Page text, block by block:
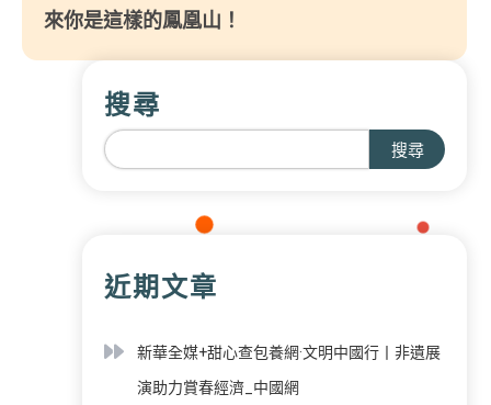
來你是這樣的鳳凰山！
搜尋
搜尋
近期文章
新華全媒+甜心查包養網·文明中國行丨非遺展
演助力賞春經濟_中國網